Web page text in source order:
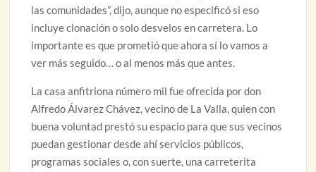
las comunidades”, dijo, aunque no especificó si eso
incluye clonación o solo desvelos en carretera. Lo
importante es que prometió que ahora sí lo vamos a
ver más seguido… o al menos más que antes.
La casa anfitriona número mil fue ofrecida por don
Alfredo Álvarez Chávez, vecino de La Valla, quien con
buena voluntad prestó su espacio para que sus vecinos
puedan gestionar desde ahí servicios públicos,
programas sociales o, con suerte, una carreterita